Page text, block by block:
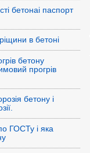
бетонаі паспорт
в бетоні
бетону
прогрів
бетону і
ГОСТу і яка